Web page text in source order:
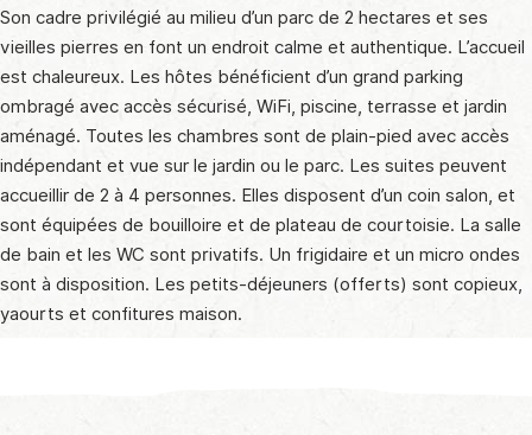
Son cadre privilégié au milieu d’un parc de 2 hectares et ses
vieilles pierres en font un endroit calme et authentique. L’accueil
est chaleureux. Les hôtes bénéficient d’un grand parking
ombragé avec accès sécurisé, WiFi, piscine, terrasse et jardin
aménagé. Toutes les chambres sont de plain-pied avec accès
indépendant et vue sur le jardin ou le parc. Les suites peuvent
accueillir de 2 à 4 personnes. Elles disposent d’un coin salon, et
sont équipées de bouilloire et de plateau de courtoisie. La salle
de bain et les WC sont privatifs. Un frigidaire et un micro ondes
sont à disposition. Les petits-déjeuners (offerts) sont copieux,
yaourts et confitures maison.